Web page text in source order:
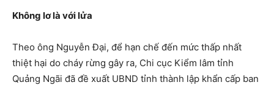
Không lơ là với lửa
Theo ông Nguyễn Đại, để hạn chế đến mức thấp nhất
thiệt hại do cháy rừng gây ra, Chi cục Kiểm lâm tỉnh
Quảng Ngãi đã đề xuất UBND tỉnh thành lập khẩn cấp ban